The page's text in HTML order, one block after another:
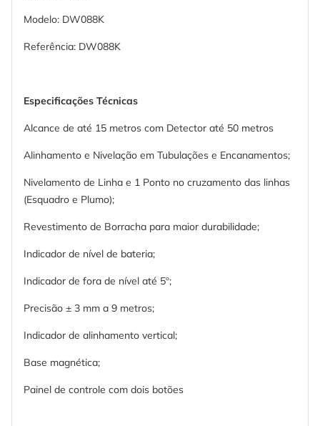
Modelo: DW088K
Referência: DW088K
Especificações Técnicas
Alcance de até 15 metros com Detector até 50 metros
Alinhamento e Nivelação em Tubulações e Encanamentos;
Nivelamento de Linha e 1 Ponto no cruzamento das linhas
(Esquadro e Plumo);
Revestimento de Borracha para maior durabilidade;
Indicador de nível de bateria;
Indicador de fora de nível até 5º;
Precisão ± 3 mm a 9 metros;
Indicador de alinhamento vertical;
Base magnética;
Painel de controle com dois botões